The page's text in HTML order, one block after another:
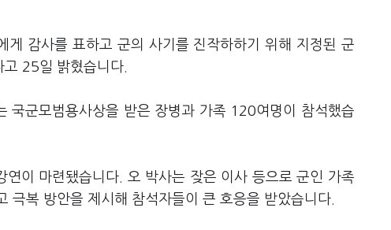
감사를 표하고 군의 사기를 진작하하기 위해 지정된 군
25일 밝혔습니다.
국군모범용사상을 받은 장병과 가족 120여명이 참석했습
이 마련됐습니다. 오 박사는 잦은 이사 등으로 군인 가족
극복 방안을 제시해 참석자들이 큰 호응을 받았습니다.